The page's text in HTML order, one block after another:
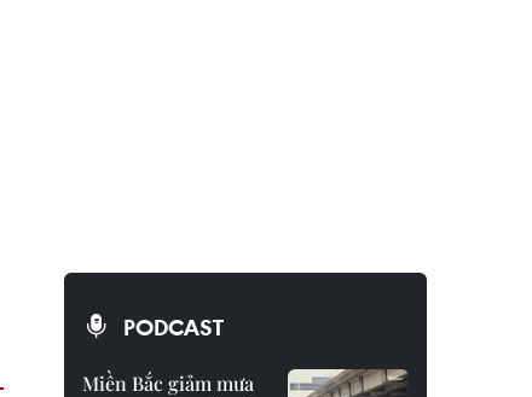
PODCAST
Miền Bắc giảm mưa